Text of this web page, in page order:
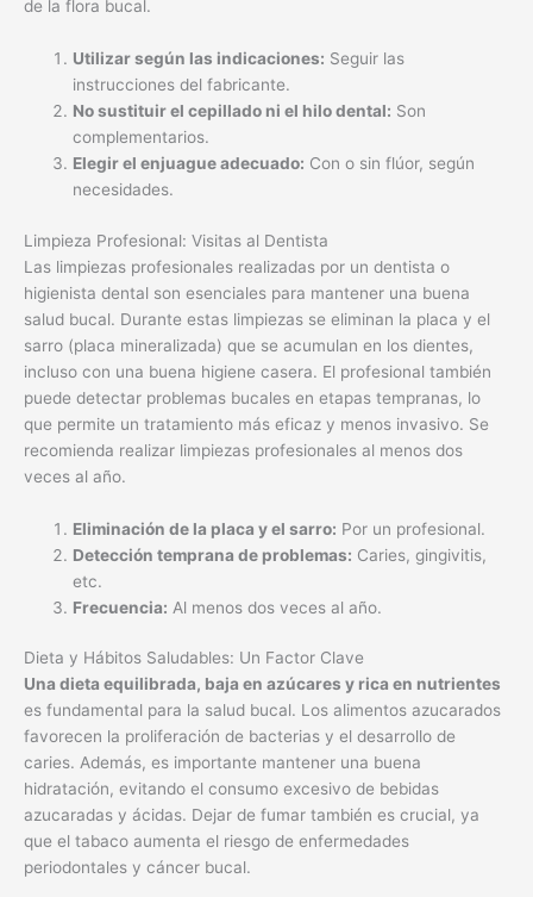
Limpieza Profesional: Visitas al Dentista
Las limpiezas profesionales realizadas por un dentista o
higienista dental son esenciales para mantener una buena
salud bucal. Durante estas limpiezas se eliminan la placa y el
sarro (placa mineralizada) que se acumulan en los dientes,
puede detectar problemas bucales en etapas tempranas, lo
que permite un tratamiento más eficaz y menos invasivo. Se
recomienda realizar limpiezas profesionales al menos dos
veces al año.
Eliminación de la placa y el sarro: Por un profesional.
Detección temprana de problemas:Caries, gingivitis,
etc.
Frecuencia:Al menos dos veces al año.
Una dieta equilibrada, baja en azúcares y rica en nutrientes
es fundamental para la salud bucal. Los alimentos azucarados
favorecen la proliferación de bacterias y el desarrollo de
caries. Además, es importante mantener una buena
azucaradas y ácidas. Dejar de fumar también es crucial, ya
que el tabaco aumenta el riesgo de enfermedades
periodontales y cáncer bucal.
Reducir el consumo de azúcares: Evitar bebidas
azucaradas.
Dieta equilibrada:Rica en nutrientes.
Dejar de fumar:Reduce el riesgo de enfermedades
bucales.